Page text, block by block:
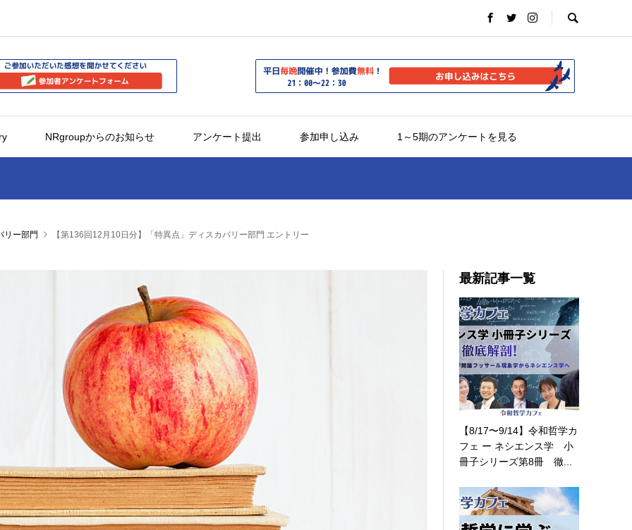
NRgroupからのお知らせ アンケート提出 参加申し込み 1～5期のアンケートを見る
リー部門 【第136回12月10日分】「特異点」ディスカバリー部門 エントリー
最新記事一覧
【8/17〜9/14】令和哲学カ
フェ ー ネシエンス学 小
冊子シリーズ第8冊 徹...